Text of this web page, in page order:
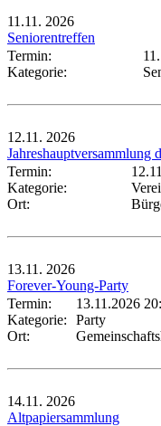
11.11. 2026
Seniorentreffen
Termin:
Kategorie:
12.11. 2026
Jahreshauptversammlung
Termin:
Kategorie:
Ort:
13.11. 2026
Forever-Young-Party
Termin:
13.11.2026
Kategorie:
Party
Ort:
14.11. 2026
Altpapiersammlung